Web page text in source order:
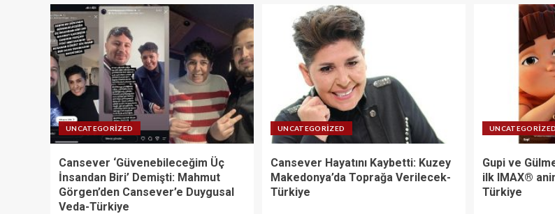
UNCATEGORIZED
Cansever ‘Güvenebileceğim Üç
İnsandan Biri’ Demişti: Mahmut
Görgen’den Cansever’e Duygusal
Veda-Türkiye
UNCATEGORIZED
Cansever Hayatını Kaybetti: Kuzey
Makedonya’da Toprağa Verilecek-
Türkiye
UNCATEGORIZED
Gupi ve
ilk IMAX®
Türkiye